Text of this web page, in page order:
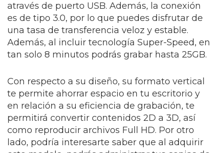
através de puerto USB. Además, la conexión
es de tipo 3.0, por lo que puedes disfrutar de
una tasa de transferencia veloz y estable.
Además, al incluir tecnología Super-Speed, en
tan solo 8 minutos podrás grabar hasta 25GB.
Con respecto a su diseño, su formato vertical
te permite ahorrar espacio en tu escritorio y
en relación a su eficiencia de grabación, te
permitirá convertir contenidos 2D a 3D, así
como reproducir archivos Full HD. Por otro
lado, podría interesarte saber que al adquirir